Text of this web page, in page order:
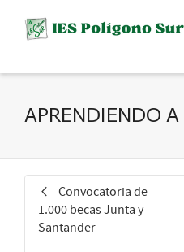
APRENDIENDO
Convocatoria de
1.000 becas Junta y
Santander